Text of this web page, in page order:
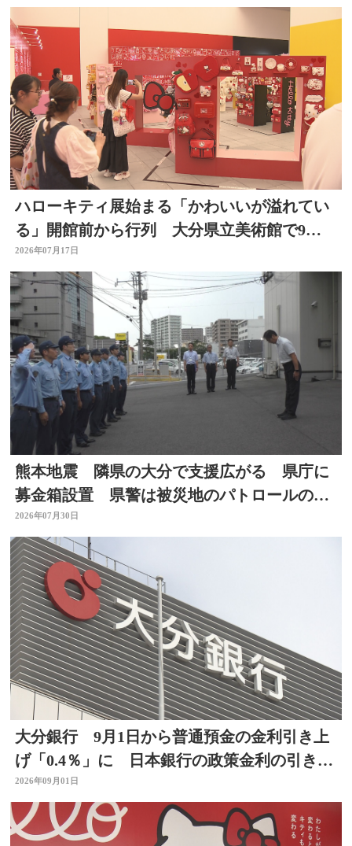
ハローキティ展始まる「かわいいが溢れてい
る」開館前から行列 大分県立美術館で9月
23日まで
2026年07月17日
熊本地震 隣県の大分で支援広がる 県庁に
募金箱設置 県警は被災地のパトロールのた
め部隊を派遣
2026年07月30日
大分銀行 9月1日から普通預金の金利引き上
げ「0.4％」に 日本銀行の政策金利の引き上
げを受け
2026年09月01日